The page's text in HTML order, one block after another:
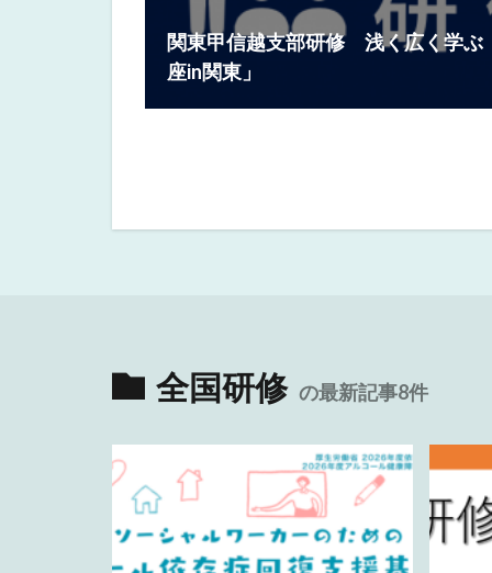
関東甲信越支部研修 浅く広く学ぶ
座in関東」
全国研修 の最新記事8件